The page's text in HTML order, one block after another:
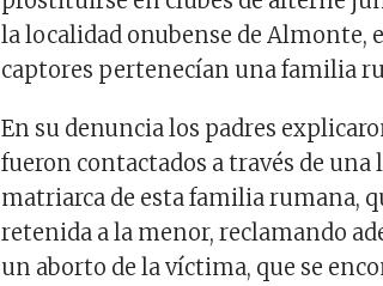
la localidad onubense de Almonte,
captores pertenecían una familia
En su denuncia los padres
fueron contactados a través de
matriarca de esta familia rumana,
retenida a la menor, reclamando
un aborto de la víctima, que se